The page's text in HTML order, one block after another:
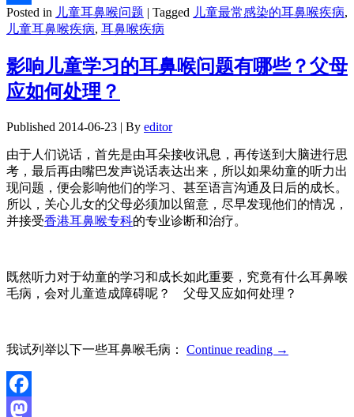
分
Posted in 儿童耳鼻喉问题 | Tagged 儿童最常感染的耳鼻喉疾病,
儿童耳鼻喉疾病, 耳鼻喉疾病
影响儿童学习的耳鼻喉问题有哪些？父母
应如何处理？
Published 2014-06-23 | By editor
由于人们说话，首先是由耳朵接收讯息，再传送到大脑进行思
考，最后再由嘴巴发声说话表达出来，所以如果幼童的听力出
现问题，便会影响他们的学习、甚至语言沟通及日后的成长。
所以，关心儿女的父母必须加以留意，尽早发现他们的情况，
并接受香港耳鼻喉专科的专业诊断和治疗。
既然听力对于幼童的学习和成长如此重要，究竟有什么耳鼻喉
毛病，会对儿童造成障碍呢？ 父母又应如何处理？
我试列举以下一些耳鼻喉毛病： Continue reading →
Facebook